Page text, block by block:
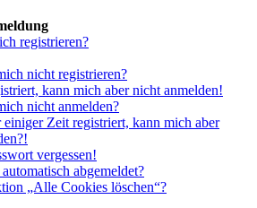
registrieren?
nicht registrieren?
kann mich aber nicht anmelden!
nicht anmelden?
Zeit registriert, kann mich aber
vergessen!
abgemeldet?
„Alle Cookies löschen“?